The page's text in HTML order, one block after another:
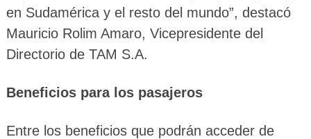
en Sudamérica y el resto del mundo”, destacó
Mauricio Rolim Amaro, Vicepresidente del
Directorio de TAM S.A.
Beneficios para los pasajeros
Entre los beneficios que podrán acceder de